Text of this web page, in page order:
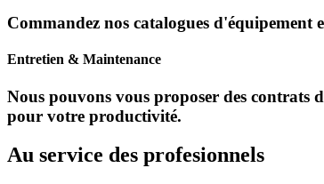
Commandez nos catalogues
Entretien & Maintenance
Nous pouvons vous proposer des contrats
pour votre productivité.
Au service des profesionnels